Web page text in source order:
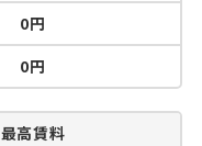
0円
0円
最高賃料